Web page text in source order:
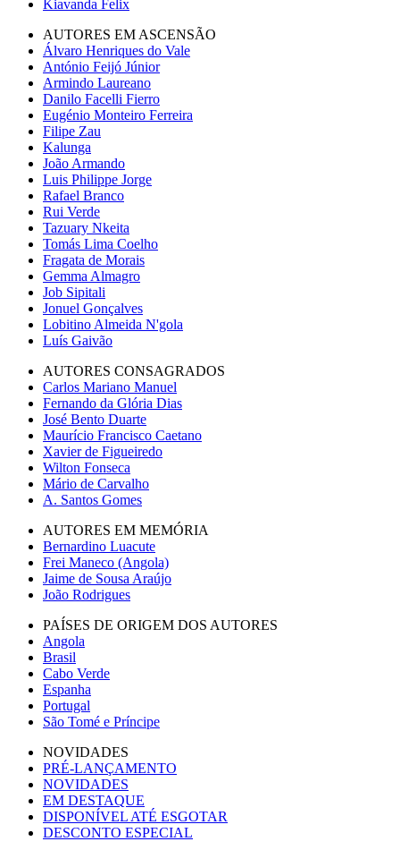
Kiavanda Felix
AUTORES EM ASCENSÃO
Álvaro Henriques do Vale
António Feijó Júnior
Armindo Laureano
Danilo Facelli Fierro
Eugénio Monteiro Ferreira
Filipe Zau
Kalunga
João Armando
Luis Philippe Jorge
Rafael Branco
Rui Verde
Tazuary Nkeita
Tomás Lima Coelho
Fragata de Morais
Gemma Almagro
Job Sipitali
Jonuel Gonçalves
Lobitino Almeida N'gola
Luís Gaivão
AUTORES CONSAGRADOS
Carlos Mariano Manuel
Fernando da Glória Dias
José Bento Duarte
Maurício Francisco Caetano
Xavier de Figueiredo
Wilton Fonseca
Mário de Carvalho
A. Santos Gomes
AUTORES EM MEMÓRIA
Bernardino Luacute
Frei Maneco (Angola)
Jaime de Sousa Araújo
João Rodrigues
PAÍSES DE ORIGEM DOS AUTORES
Angola
Brasil
Cabo Verde
Espanha
Portugal
São Tomé e Príncipe
NOVIDADES
PRÉ-LANÇAMENTO
NOVIDADES
EM DESTAQUE
DISPONÍVEL ATÉ ESGOTAR
DESCONTO ESPECIAL